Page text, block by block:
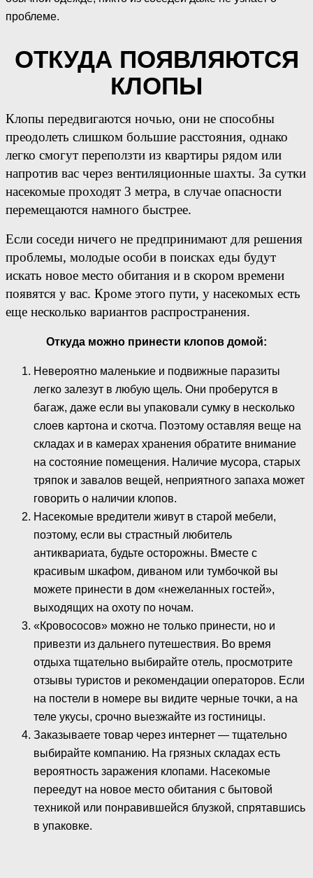
проблеме.
ОТКУДА ПОЯВЛЯЮТСЯ
КЛОПЫ
Клопы передвигаются ночью, они не способны
преодолеть слишком большие расстояния, однако
легко смогут переползти из квартиры рядом или
напротив вас через вентиляционные шахты. За сутки
насекомые проходят 3 метра, в случае опасности
перемещаются намного быстрее.
Если соседи ничего не предпринимают для решения
проблемы, молодые особи в поисках еды будут
искать новое место обитания и в скором времени
появятся у вас. Кроме этого пути, у насекомых есть
еще несколько вариантов распространения.
Откуда можно принести клопов домой:
Невероятно маленькие и подвижные паразиты
легко залезут в любую щель. Они проберутся в
багаж, даже если вы упаковали сумку в несколько
слоев картона и скотча. Поэтому оставляя веще на
складах и в камерах хранения обратите внимание
на состояние помещения. Наличие мусора, старых
тряпок и завалов вещей, неприятного запаха может
говорить о наличии клопов.
Насекомые вредители живут в старой мебели,
поэтому, если вы страстный любитель
антиквариата, будьте осторожны. Вместе с
красивым шкафом, диваном или тумбочкой вы
можете принести в дом «нежеланных гостей»,
выходящих на охоту по ночам.
«Кровососов» можно не только принести, но и
привезти из дальнего путешествия. Во время
отдыха тщательно выбирайте отель, просмотрите
отзывы туристов и рекомендации операторов. Если
на постели в номере вы видите черные точки, а на
теле укусы, срочно выезжайте из гостиницы.
Заказываете товар через интернет — тщательно
выбирайте компанию. На грязных складах есть
вероятность заражения клопами. Насекомые
переедут на новое место обитания с бытовой
техникой или понравившейся блузкой, спрятавшись
в упаковке.